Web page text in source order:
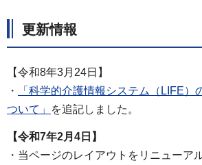
更新情報
【令和8年3月24日】
・
「科学的介護情報システム（LIFE）
ついて」
を追記しました。
【令和7年2月4日】
・当ページのレイアウトをリニューア